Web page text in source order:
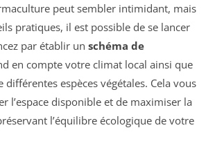
peut sembler intimidant, mais
pratiques, il est possible de se lancer
par établir un schéma de
en compte votre climat local ainsi que
espèces végétales. Cela vous
l’espace disponible et de maximiser la
l’équilibre écologique de votre